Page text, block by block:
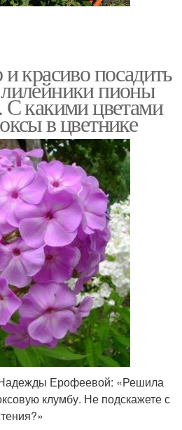
красиво посадить
пионы
какими цветами
в цветнике
Ерофеевой: «Решила
клумбу. Не подскажете с